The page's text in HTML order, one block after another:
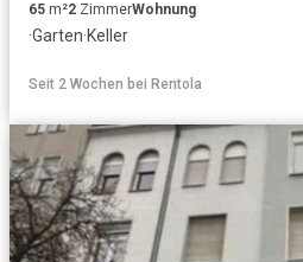
65 m²2 ZimmerWohnung
·Garten·Keller
Seit 2 Wochen bei Rentola